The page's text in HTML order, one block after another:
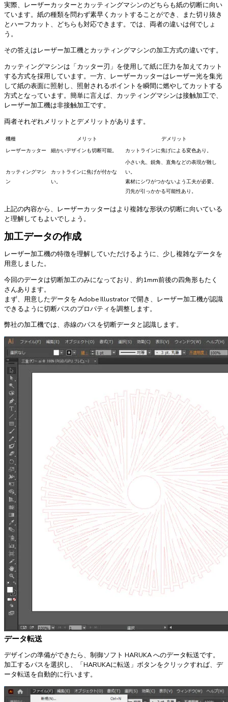
実際、レーザーカッターとカッティングマシンのどちらも紙の切断に向い
ています。紙の種類を問わず素早くカットすることができ、また切り抜き
とハーフカット、どちらも対応できます。では、両者の違いは何でしょ
う。
その答えはレーザー加工機とカッティングマシンの加工方式の違いです。
カッティングマシンは「カッター刃」を使用して紙に圧力を加えてカット
する方式を採用しています。一方、レーザーカッターはレーザー光を集光
して紙の表面に照射し、照射されるポイントを瞬間に燃やしてカットする
方式となっています。簡単に言えば、カッティングマシンは接触加工で、
レーザー加工機は非接触加工です。
両者それぞれメリットとデメリットがあります。
機種 メリット
デメリット
レーザーカッター
細かいデザインも切断可能。 カットラインに焦げによる変色あり。
カッティングマシ
ン
カットラインに焦げが付かな
い。
小さい丸、鋭角、直角などの表現が難し
い。
素材にシワがつかないよう工夫が必要。
刃先が引っかかる可能性あり。
上記の内容から、レーザーカッターはより複雑な形状の切断に向いている
と理解してもよいでしょう。
加工データの作成
レーザー加工機の特徴を理解していただけるように、少し複雑なデータを
用意しました。
今回のデータは切断加工のみになっており、約1mm前後の四角形もたく
さんあります。
まず、用意したデータを Adobe Illustrator で開き、レーザー加工機が認識
できるように切断パスのプロパティを調整します。
弊社の加工機では、赤線のパスを切断データと認識します。
データ転送
デザインの準備ができたら、制御ソフト HARUKA へのデータ転送です。
加工するパスを選択し、「HARUKAに転送」ボタンをクリックすれば、デ
ータ転送を自動的に行います。